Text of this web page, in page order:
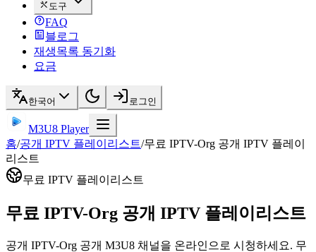
도구
FAQ
블로그
재생목록 동기화
요금
한국어 로그인
M3U8 Player
홈/공개 IPTV 플레이리스트/무료 IPTV-Org 공개 IPTV 플레이
리스트
무료 IPTV 플레이리스트
무료 IPTV-Org 공개 IPTV 플레이리스트
공개 IPTV-Org 공개 M3U8 채널을 온라인으로 시청하세요. 무